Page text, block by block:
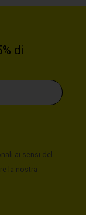
di
ai sensi del
la nostra